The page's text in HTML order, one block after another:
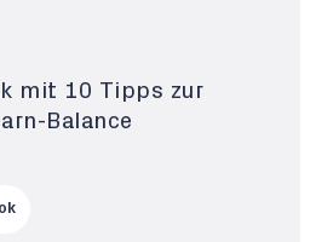
mit 10 Tipps zur
Balance